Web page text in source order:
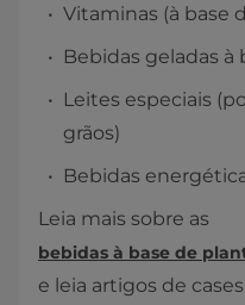
Vitaminas (à base
Bebidas geladas à
Leites especiais
grãos)
Bebidas
Leia mais sobre as
bebidas à base de
e leia artigos de cases